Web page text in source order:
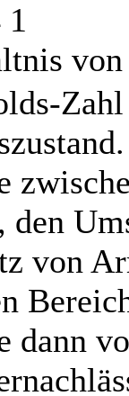
1
den
von
dann